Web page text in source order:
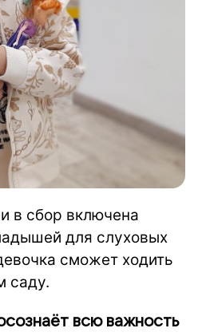
в сбор включена
для слуховых
сможет ходить
саду.
всю важность